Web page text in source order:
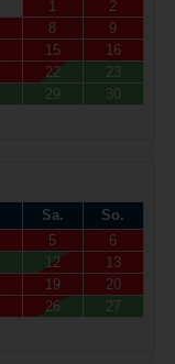
1
2
8
9
15
16
22
23
29
30
Sa.
So.
5
6
12
13
19
20
26
27